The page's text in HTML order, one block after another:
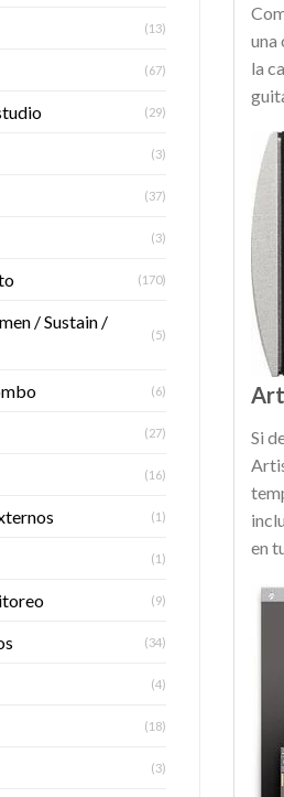
(13)
(67)
(29)
(3)
(37)
(3)
(170)
/ Sustain /
(5)
(6)
(27)
(16)
(1)
(1)
(9)
(34)
(4)
(18)
(3)
una
la
Si
en